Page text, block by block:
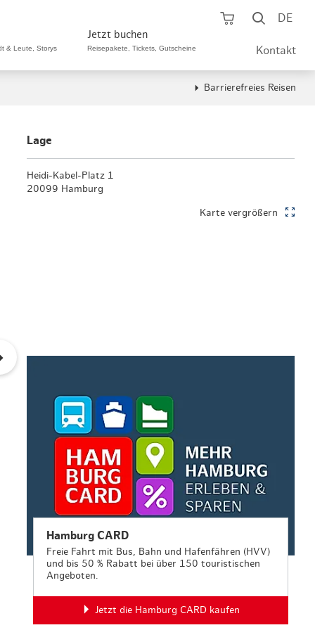
Sonntage
Schuhe, Schmuck
shoppen
& Bistros A-Z
Originale
Restaurants
& Feinschmecker
günstig
& Leute, Storys
Jetzt buchen
Reisepakete, Tickets, Gutscheine
Hamburg CARD
Warenkorb
Suche
DE
Kontakt
Barrierefreies Reisen
Lage
Heidi-Kabel-Platz 1
20099 Hamburg
Karte vergrößern
Hamburg CARD
Freie Fahrt mit Bus, Bahn und Hafenfähren (HVV)
und bis 50 % Rabatt bei über 150 touristischen
Angeboten.
Jetzt die Hamburg CARD kaufen